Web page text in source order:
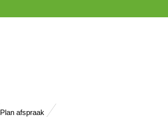
Plan afspraak